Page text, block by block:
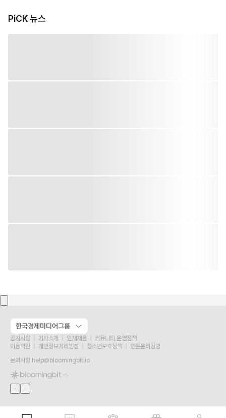
PiCK 뉴스
한국경제미디어그룹
공지사항 기자소개 인재채용
커뮤니티 운영정책
이용약관
개인정보처리방침 청소년보호정책
언론윤리강령
문의사항 help@bloomingbit.io